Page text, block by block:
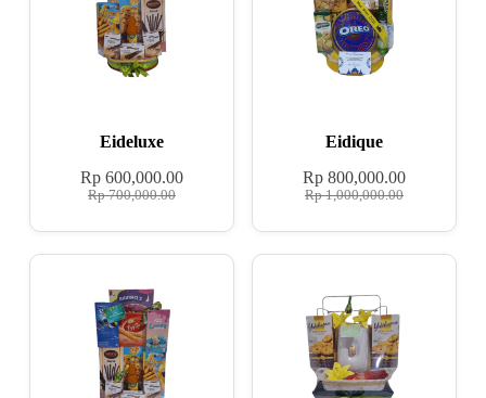
Eideluxe
Rp700,000.00
Rp600,000.00
Eidique
Rp1,000,000.00
Rp 800,000.00